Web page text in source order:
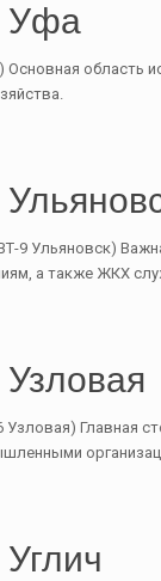
Уфа
область
Ульяновск)
а также ЖКХ
Главная